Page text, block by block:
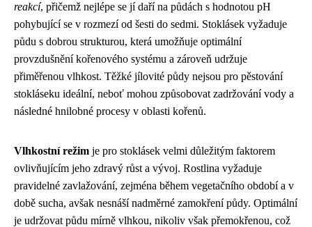
reakcí, přičemž nejlépe se jí daří na půdách s hodnotou pH
pohybující se v rozmezí od šesti do sedmi. Stoklásek vyžaduje
půdu s dobrou strukturou, která umožňuje optimální
provzdušnění kořenového systému a zároveň udržuje
přiměřenou vlhkost. Těžké jílovité půdy nejsou pro pěstování
stokláseku ideální, neboť mohou způsobovat zadržování vody a
následné hnilobné procesy v oblasti kořenů.
Vlhkostní režim je pro stoklásek velmi důležitým faktorem
ovlivňujícím jeho zdravý růst a vývoj. Rostlina vyžaduje
pravidelné zavlažování, zejména během vegetačního období a v
době sucha, avšak nesnáší nadměrné zamokření půdy. Optimální
je udržovat půdu mírně vlhkou, nikoliv však přemokřenou, což